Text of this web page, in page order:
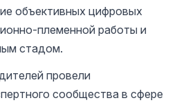
объективных цифровых
племенной работы и
стадом.
провели
сообщества в сфере